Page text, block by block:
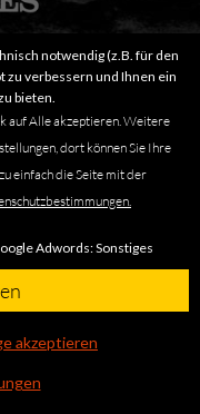
L3.821.4.93.6
notwendig (z.B. für den
zu verbessern und Ihnen ein
bieten.
auf Alle akzeptieren. Weitere
dort können Sie Ihre
einfach die Seite mit der
Adwords:Sonstiges
akzeptieren